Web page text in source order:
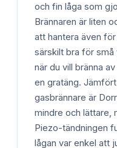
och fin låga som
Brännaren är liten
att hantera även
särskilt bra för
när du vill bränna
en gratäng.
gasbrännare är
mindre och lättare,
Piezo-tändningen
lågan var enkel att